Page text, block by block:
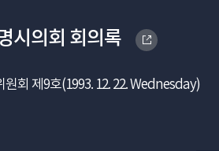
시의회 회의록
원회 제9호(1993. 12. 22. Wednesday)